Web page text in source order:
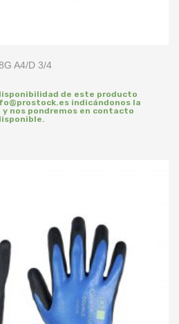
A4/D 3/4
de este producto
indicándonos la
nos pondremos en contacto